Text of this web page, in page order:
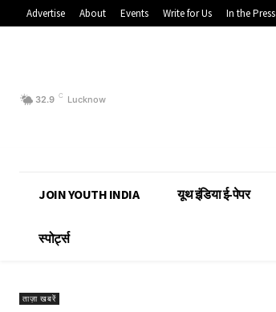
Advertise About Events Write for Us In the Press
32.9 C Lucknow
JOIN YOUTH INDIA यूथ इंडिया ई-पेपर
स्पोर्ट्स
ताज़ा खबरें